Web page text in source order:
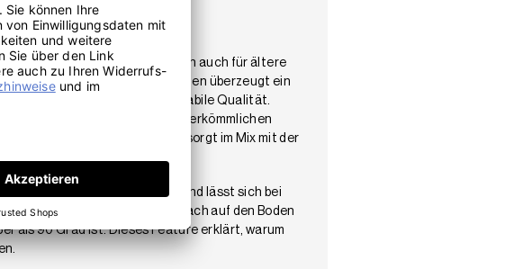
nicht nur für junge, sondern auch für ältere
Dank mehrerer Schichten überzeugt ein
hohe Luftzirkulation und stabile Qualität.
‚Federn in der Box‘, die den herkömmlichen
jedes Boxspringbetts und sorgt im Mix mit der
wird er separat mitgeliefert und lässt sich bei
Bettrand sitzend beide Füße flach auf den Boden
als 90 Grad ist. Dieses Feature erklärt, warum